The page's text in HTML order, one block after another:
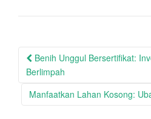
Post
navigation
Benih Unggul Bersertifikat:
Berlimpah
Manfaatkan Lahan Kosong: